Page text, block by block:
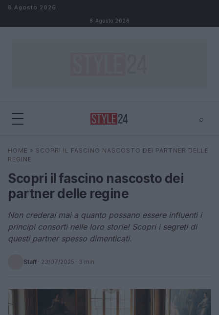
Salta al contenuto
8 Agosto 2026
8 Agosto 2026
⌕
Cerca ⌕ ×
HOME » SCOPRI IL FASCINO NASCOSTO DEI PARTNER DELLE
REGINE
Scopri il fascino nascosto dei
partner delle regine
Non crederai mai a quanto possano essere influenti i
principi consorti nelle loro storie! Scopri i segreti di
questi partner spesso dimenticati.
Staff · 23/07/2025 · 3 min